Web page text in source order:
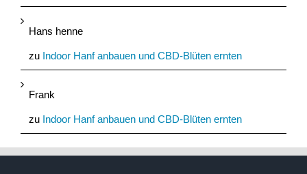
Hans henne
zu Indoor Hanf anbauen und CBD-Blüten ernten
Frank
zu Indoor Hanf anbauen und CBD-Blüten ernten